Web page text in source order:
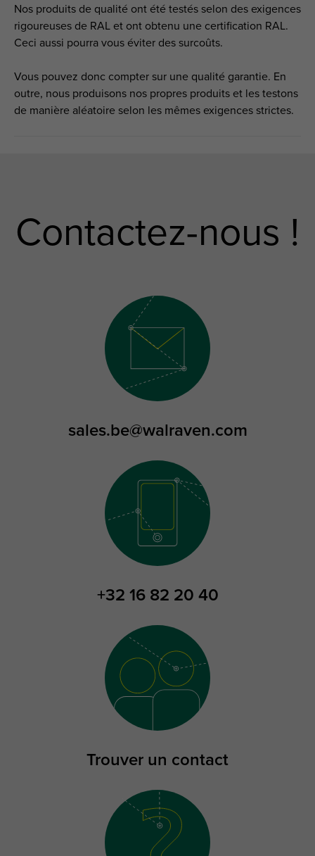
Nos produits de qualité ont été testés selon des exigences
rigoureuses de RAL et ont obtenu une certification RAL.
Ceci aussi pourra vous éviter des surcoûts.
Vous pouvez donc compter sur une qualité garantie. En
outre, nous produisons nos propres produits et les testons
de manière aléatoire selon les mêmes exigences strictes.
Contactez-nous !
sales.be@walraven.com
+32 16 82 20 40
Trouver un contact